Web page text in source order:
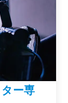
ー専